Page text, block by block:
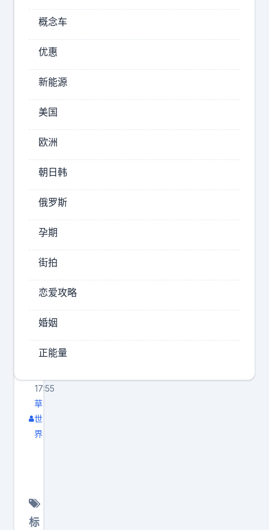
的
M
V
有
候
你
经
常
了
你
的
是
一
台
M
智
界
手
吗
？
大
座
盒
迎
来
重
级
选
手
2026-
08-
17:55
草
世
界
来
了
标
概念车
优惠
新能源
美国
欧洲
朝日韩
俄罗斯
孕期
街拍
恋爱攻略
婚姻
正能量